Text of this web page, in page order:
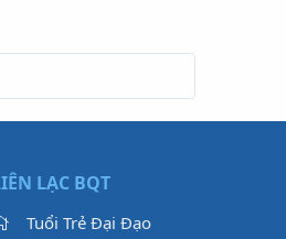
LẠC BQT
Tuổi Trẻ Đại Đạo